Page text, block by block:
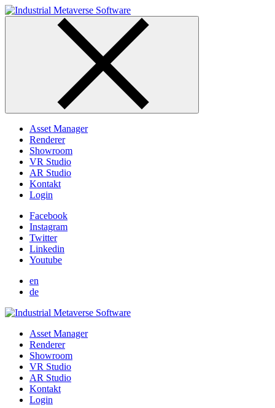
Skip
to
Asset Manager
Renderer
Showroom
VR Studio
AR Studio
Kontakt
Login
Facebook
Instagram
Twitter
Linkedin
Youtube
en
de
Asset Manager
Renderer
Showroom
VR Studio
AR Studio
Kontakt
Login